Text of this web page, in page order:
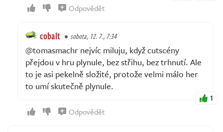
Odpovědět
cobalt sobota, 12. 7., 7:34
@tomasmachr nejvíc miluju, když cutscény
přejdou v hru plynule, bez střihu, bez trhnutí. Ale
to je asi pekelně složité, protože velmi málo her
to umí skutečně plynule.
1
Odpovědět